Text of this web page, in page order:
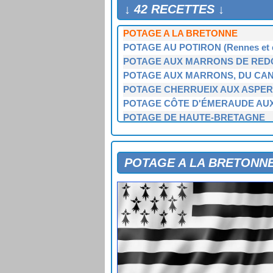
↓ 42 RECETTES ↓
MITON RENNAIS OU MITONNÉE
POT-AU-FEU DE LA RANCE AU
POTAGE A LA BRETONNE
POTAGE AU POTIRON (Rennes
POTAGE AUX MARRONS DE
POTAGE AUX MARRONS, DU
POTAGE CHERRUEIX AUX
POTAGE CÔTE D'ÉMERAUDE
POTAGE DE HAUTE-BRETAGNE
POTAGE NOGUETTE (Saint-Malo)
POTAGE NOMINOË (Redon)
POTAGE ROSALIE (La Mézières)
POTAGE ROSCOVITE AU CHOU-
POTAGE SAINT-MALO AU CHOU-
SOUPE A LA BRETONNE AUX
SOUPE A LA MODE DE SAINT-
SOUPE AU LAIT, DE BETTON
POTAGE A LA